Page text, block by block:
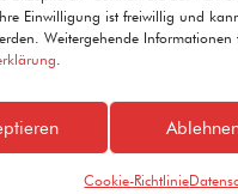
Einwilligung ist freiwillig und
Weitergehende Informationen
.
Cookie-Richtlinie